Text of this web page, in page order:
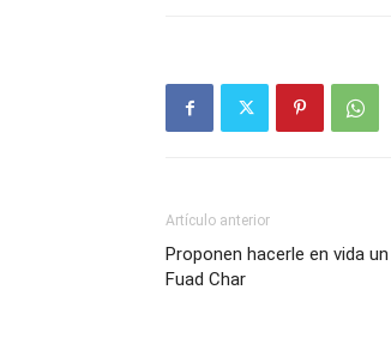
Artículo anterior
Proponen hacerle en vida
Fuad Char